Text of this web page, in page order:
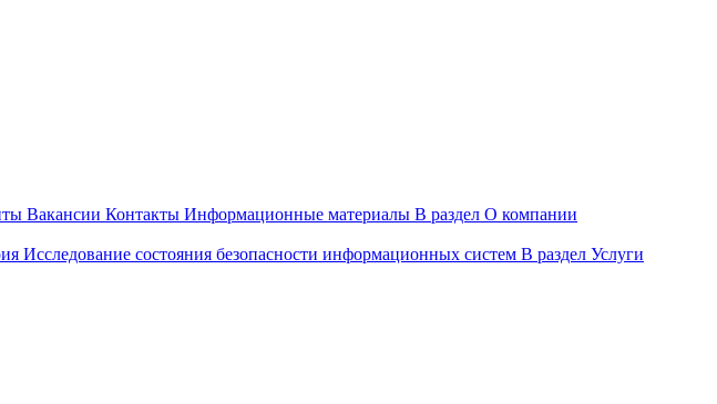
Вакансии Контакты Информационные материалы В раздел О компании
Исследование состояния безопасности информационных систем В раздел Услуги